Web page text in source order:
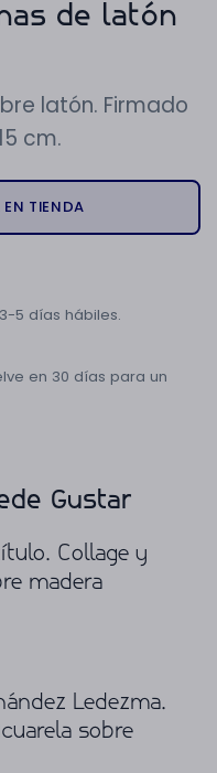
de latón
latón. Firmado
cm.
TIENDA
5 días hábiles.
en 30 días para un
Gustar
Collage y
madera
Ledezma.
sobre